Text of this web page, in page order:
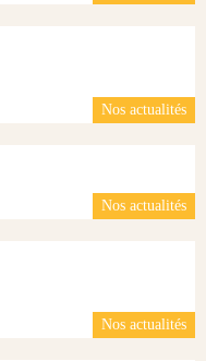
Nos actualités
Nos actualités
Nos actualités